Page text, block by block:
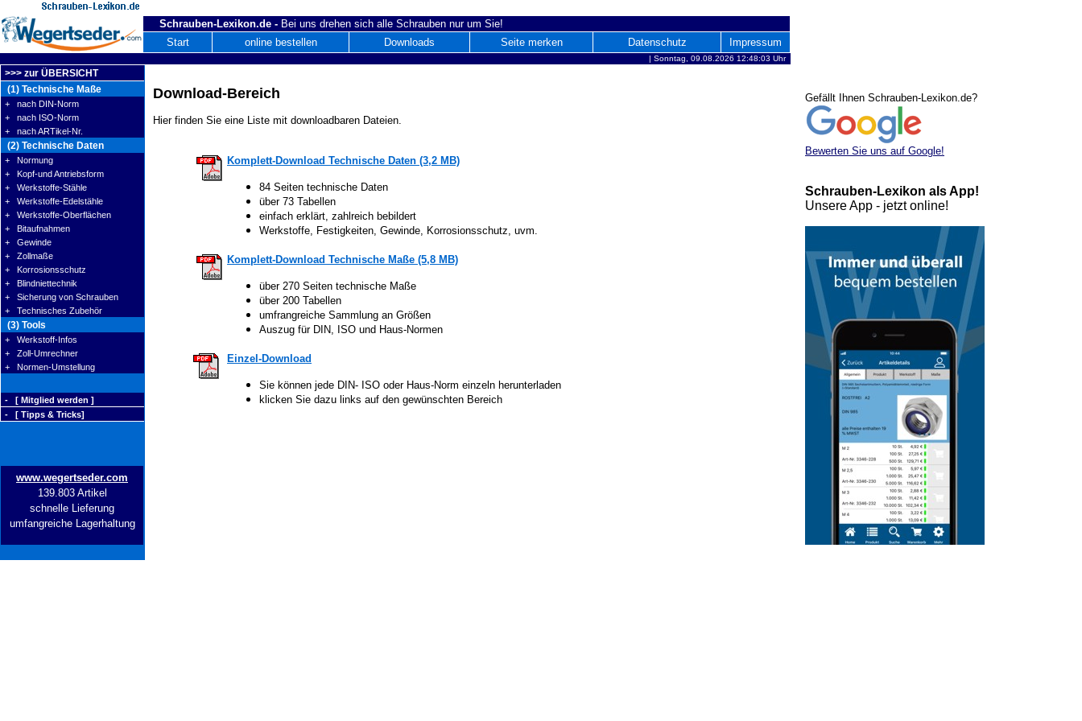
Schrauben-Lexikon.de - Bei uns drehen sich alle Schrauben nur um Sie!
Start
online bestellen Downloads Seite merken Datenschutz Impressum
| Sonntag, 09.08.2026 12:48:03 Uhr
>>> zur ÜBERSICHT
(1) Technische Maße
+ nach DIN-Norm
+ nach ISO-Norm
+ nach ARTikel-Nr.
(2) Technische Daten
+ Normung
+ Kopf-und Antriebsform
+ Werkstoffe-Stähle
+ Werkstoffe-Edelstähle
+ Werkstoffe-Oberflächen
+ Bitaufnahmen
+ Gewinde
+ Zollmaße
+ Korrosionsschutz
+ Blindniettechnik
+ Sicherung von Schrauben
+ Technisches Zubehör
(3) Tools
+ Werkstoff-Infos
+ Zoll-Umrechner
+ Normen-Umstellung
- [ Mitglied werden ]
- [ Tipps & Tricks]
www.wegertseder.com
139.803 Artikel
schnelle Lieferung
umfangreiche Lagerhaltung
Download-Bereich
Hier finden Sie eine Liste mit downloadbaren Dateien.
Komplett-Download Technische Daten (3,2 MB)
84 Seiten technische Daten
über 73 Tabellen
einfach erklärt, zahlreich bebildert
Werkstoffe, Festigkeiten, Gewinde, Korrosionsschutz, uvm.
Komplett-Download Technische Maße (5,8 MB)
über 270 Seiten technische Maße
über 200 Tabellen
umfrangreiche Sammlung an Größen
Auszug für DIN, ISO und Haus-Normen
Einzel-Download
Sie können jede DIN- ISO oder Haus-Norm einzeln herunterladen
klicken Sie dazu links auf den gewünschten Bereich
Gefällt Ihnen Schrauben-Lexikon.de?
Bewerten Sie uns auf Google!
Schrauben-Lexikon als App!
Unsere App - jetzt online!